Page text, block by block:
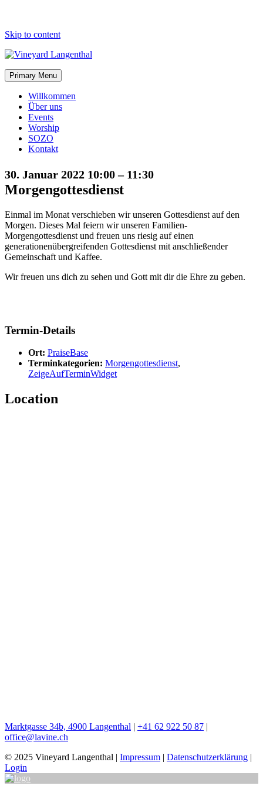
Skip to content
Primary Menu
Willkommen
Über uns
Events
Worship
SOZO
Kontakt
30. Januar 2022 10:00– 11:30
Morgengottesdienst
Einmal im Monat verschieben wir unseren Gottesdienst auf den
Morgen. Dieses Mal feiern wir unseren Familien-
Morgengottesdienst und freuen uns riesig auf einen
generationenübergreifenden Gottesdienst mit anschließender
Gemeinschaft und Kaffee.
Wir freuen uns dich zu sehen und Gott mit dir die Ehre zu geben.
Termin-Details
Ort: PraiseBase
Terminkategorien: Morgengottesdienst,
ZeigeAufTerminWidget
Location
Marktgasse 34b, 4900 Langenthal | +41 62 922 50 87 |
office@lavine.ch
© 2025 Vineyard Langenthal | Impressum | Datenschutzerklärung |
Login